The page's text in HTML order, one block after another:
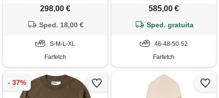
298,00 €
Sped. 18,00 €
S-M-L-XL
Farfetch
585,00 €
Sped. gratuita
46-48-50-52
Farfetch